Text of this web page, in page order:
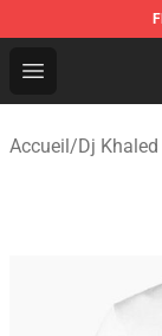
Open menu
Dj Khaled
Accueil/Dj